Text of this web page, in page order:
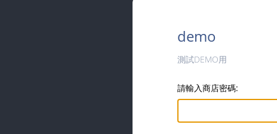
demo
測試DEMO用
請輸入商店密碼: